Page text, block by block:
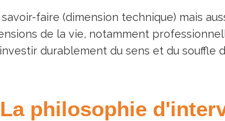
faire (dimension technique) mais
de la vie, notamment
durablement du sens et du souffle
La philosophie